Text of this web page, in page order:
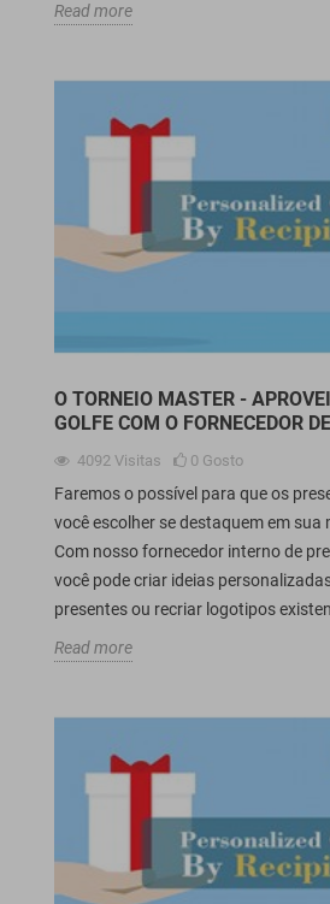
Read more
O TORNEIO MASTER -
GOLFE COM O FORNECEDOR
4092 Visitas 0 Gosto
Faremos o possível para que os
você escolher se destaquem em sua
Com nosso fornecedor interno de
você pode criar ideias
presentes ou recriar logotipos
Read more